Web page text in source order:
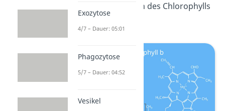
reflektierte Bereich des Chlorophylls
sehen so aus:
Exozytose
4/7 – Dauer: 05:01
Phagozytose
5/7 – Dauer: 04:52
Vesikel